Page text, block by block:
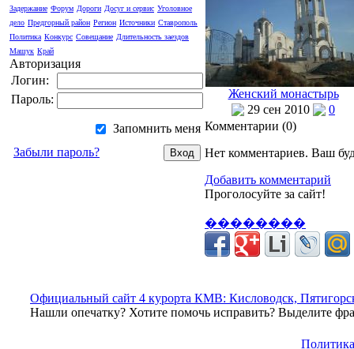
Задержание Форум Дороги Досуг и сервис Уголовное
дело Предгорный район Регион Источники Ставрополь
Политика Конкурс Совещание Длительность заездов
Машук Край
Авторизация
Логин:
Пароль:
Запомнить меня
Забыли пароль?
Женский монастырь
29 сен 2010
0
Комментарии (0)
Нет комментариев. Ваш
Добавить комментарий
Проголосуйте за сайт!
��������
Официальный сайт 4 курорта КМВ: Кисловодск,
Нашли опечатку? Хотите помочь исправить? Выделите